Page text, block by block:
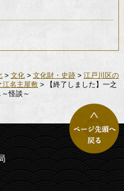
> 文化 > 文化財・史跡 > 江戸川区の
江名主屋敷 > 【終了しました】一之
怪談～